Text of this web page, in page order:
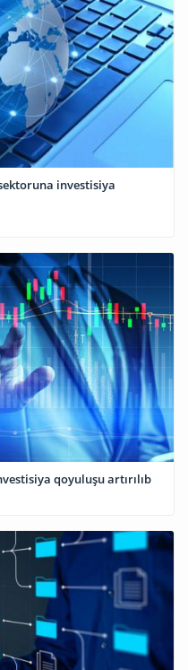
investisiya
qoyuluşu artırılıb